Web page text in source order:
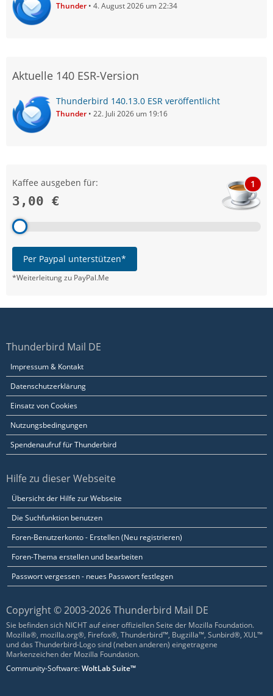
Thunder 4. August 2026 um 22:34
Aktuelle 140 ESR-Version
Thunderbird 140.13.0 ESR veröffentlicht
Thunder 22. Juli 2026 um 19:16
Kaffee ausgeben für:
3,00 €
1
Per Paypal unterstützen*
*Weiterleitung zu PayPal.Me
Thunderbird Mail DE
Impressum & Kontakt
Datenschutzerklärung
Einsatz von Cookies
Nutzungsbedingungen
Spendenaufruf für Thunderbird
Hilfe zu dieser Webseite
Übersicht der Hilfe zur Webseite
Die Suchfunktion benutzen
Foren-Benutzerkonto - Erstellen (Neu registrieren)
Foren-Thema erstellen und bearbeiten
Passwort vergessen - neues Passwort festlegen
Copyright © 2003-2026 Thunderbird Mail DE
Sie befinden sich NICHT auf einer offiziellen Seite der Mozilla Foundation.
Mozilla®, mozilla.org®, Firefox®, Thunderbird™, Bugzilla™, Sunbird®, XUL™
und das Thunderbird-Logo sind (neben anderen) eingetragene
Markenzeichen der Mozilla Foundation.
Community-Software:WoltLab Suite™